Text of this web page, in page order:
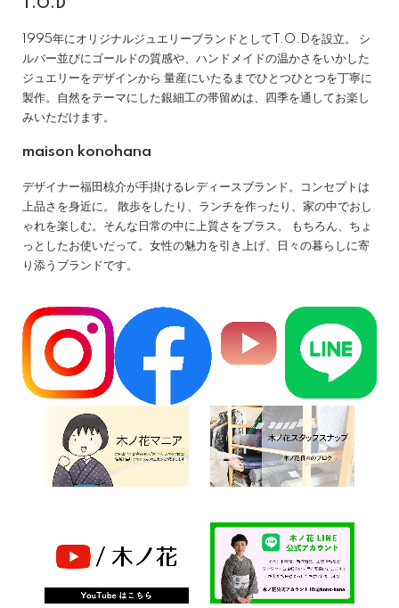
T.O.D
1995年にオリジナルジュエリーブランドとしてT.O.Dを設立。 シ
ルバー並びにゴールドの質感や、ハンドメイドの温かさをいかした
ジュエリーをデザインから 量産にいたるまでひとつひとつを丁寧に
製作。自然をテーマにした銀細工の帯留めは、四季を通してお楽し
みいただけます。
maison konohana
デザイナー福田椋介が手掛けるレディースブランド。コンセプトは
上品さを身近に。 散歩をしたり、ランチを作ったり、家の中でおし
ゃれを楽しむ。そんな日常の中に上質さをプラス。 もちろん、ちょ
っとしたお使いだって。女性の魅力を引き上げ、日々の暮らしに寄
り添うブランドです。